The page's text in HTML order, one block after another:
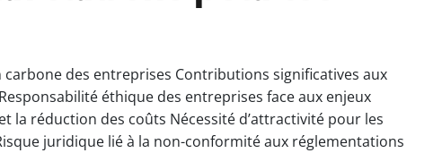
carbone des entreprises Contributions significatives aux
éthique des entreprises face aux enjeux
la réduction des coûts Nécessité d’attractivité pour les
juridique lié à la non-conformité aux réglementations